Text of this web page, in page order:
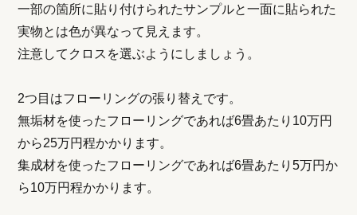
一部の箇所に貼り付けられたサンプルと一面に貼られた
実物とは色が異なって見えます。
注意してクロスを選ぶようにしましょう。
2つ目はフローリングの張り替えです。
無垢材を使ったフローリングであれば6畳あたり10万円
から25万円程かかります。
集成材を使ったフローリングであれば6畳あたり5万円か
ら10万円程かかります。